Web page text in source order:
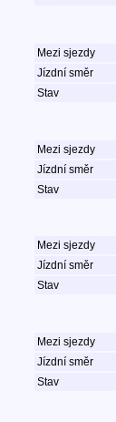
Mezi sjezdy
Jízdní směr
Stav
Mezi sjezdy
Jízdní směr
Stav
Mezi sjezdy
Jízdní směr
Stav
Mezi sjezdy
Jízdní směr
Stav